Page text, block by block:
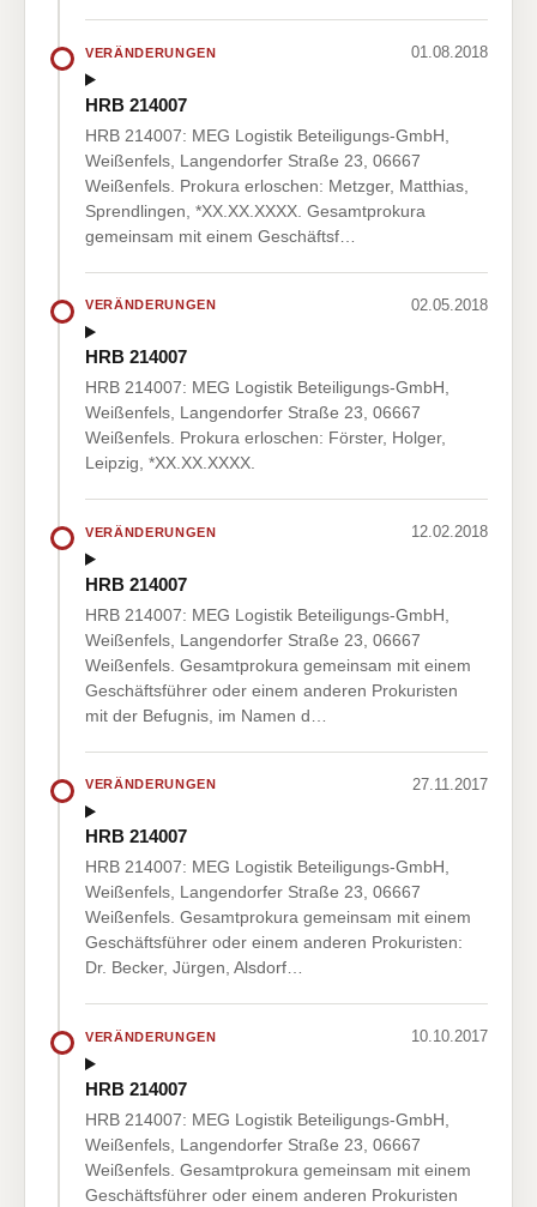
VERÄNDERUNGEN 01.08.2018
HRB 214007
HRB 214007: MEG Logistik Beteiligungs-GmbH,
Weißenfels, Langendorfer Straße 23, 06667
Weißenfels. Prokura erloschen: Metzger, Matthias,
Sprendlingen, *XX.XX.XXXX. Gesamtprokura
gemeinsam mit einem Geschäftsf…
VERÄNDERUNGEN 02.05.2018
HRB 214007
HRB 214007: MEG Logistik Beteiligungs-GmbH,
Weißenfels, Langendorfer Straße 23, 06667
Weißenfels. Prokura erloschen: Förster, Holger,
Leipzig, *XX.XX.XXXX.
VERÄNDERUNGEN 12.02.2018
HRB 214007
HRB 214007: MEG Logistik Beteiligungs-GmbH,
Weißenfels, Langendorfer Straße 23, 06667
Weißenfels. Gesamtprokura gemeinsam mit einem
Geschäftsführer oder einem anderen Prokuristen
mit der Befugnis, im Namen d…
VERÄNDERUNGEN 27.11.2017
HRB 214007
HRB 214007: MEG Logistik Beteiligungs-GmbH,
Weißenfels, Langendorfer Straße 23, 06667
Weißenfels. Gesamtprokura gemeinsam mit einem
Geschäftsführer oder einem anderen Prokuristen:
Dr. Becker, Jürgen, Alsdorf…
VERÄNDERUNGEN 10.10.2017
HRB 214007
HRB 214007: MEG Logistik Beteiligungs-GmbH,
Weißenfels, Langendorfer Straße 23, 06667
Weißenfels. Gesamtprokura gemeinsam mit einem
Geschäftsführer oder einem anderen Prokuristen